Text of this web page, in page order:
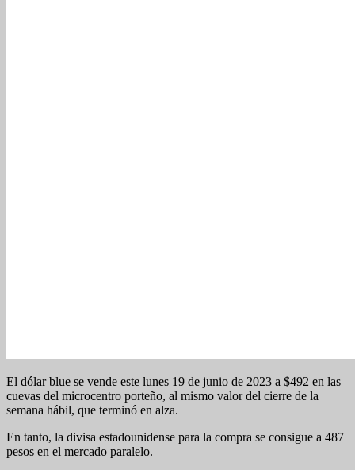
El dólar blue se vende este lunes 19 de junio de 2023 a $492 en las
cuevas del microcentro porteño, al mismo valor del cierre de la
semana hábil, que terminó en alza.
En tanto, la divisa estadounidense para la compra se consigue a 487
pesos en el mercado paralelo.